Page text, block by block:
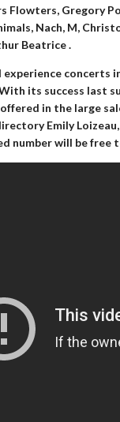
Flowters, Gregory
Nach, M,
Beatrice.
concerts
its success last
in the large
Emily
number will be